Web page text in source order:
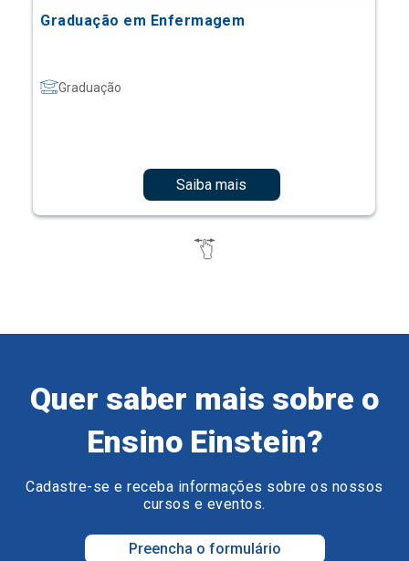
Graduação em Enfermagem
Graduação
Saiba mais
Quer saber mais sobre o
Ensino Einstein?
Cadastre-se e receba informações sobre os nossos
cursos e eventos.
Preencha o formulário